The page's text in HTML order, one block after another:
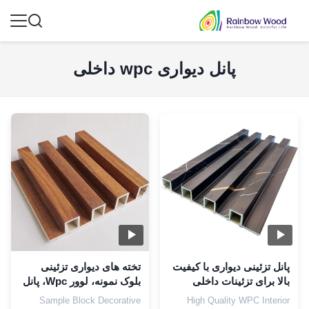
پانل دیواری wpc داخلی
پانل تزئینی دیواری با کیفیت
بالا برای تزئینات داخلی
High Quality WPC Interior
تخته های دیواری تزئینی
بلوک نمونه، لوور Wpc، پانل
های شیاردار، چوب پلاستیک
Sample Block Decorative